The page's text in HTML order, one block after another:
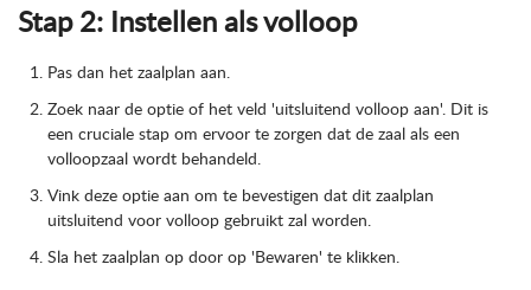
Stap 2: Instellen als volloop
Pas dan het zaalplan aan.
Zoek naar de optie of het veld 'uitsluitend volloop aan'. Dit is
een cruciale stap om ervoor te zorgen dat de zaal als een
volloopzaal wordt behandeld.
Vink deze optie aan om te bevestigen dat dit zaalplan
uitsluitend voor volloop gebruikt zal worden.
Sla het zaalplan op door op 'Bewaren' te klikken.